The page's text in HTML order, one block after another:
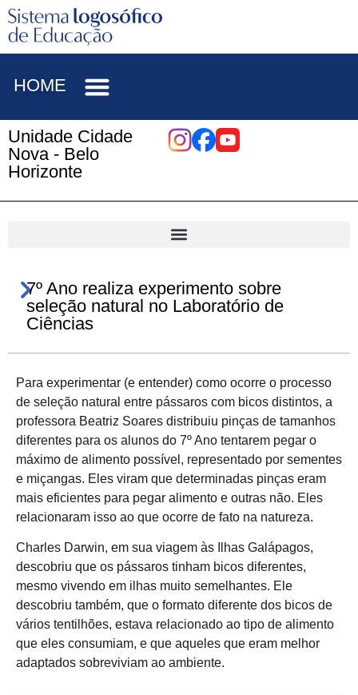
HOME
Unidade Cidade
Nova - Belo
Horizonte
7º Ano realiza experimento sobre
seleção natural no Laboratório de
Ciências
Para experimentar (e entender) como ocorre o processo
de seleção natural entre pássaros com bicos distintos, a
professora Beatriz Soares distribuiu pinças de tamanhos
diferentes para os alunos do 7º Ano tentarem pegar o
máximo de alimento possível, representado por sementes
e miçangas. Eles viram que determinadas pinças eram
mais eficientes para pegar alimento e outras não. Eles
relacionaram isso ao que ocorre de fato na natureza.
Charles Darwin, em sua viagem às Ilhas Galápagos,
descobriu que os pássaros tinham bicos diferentes,
mesmo vivendo em ilhas muito semelhantes. Ele
descobriu também, que o formato diferente dos bicos de
vários tentilhões, estava relacionado ao tipo de alimento
que eles consumiam, e que aqueles que eram melhor
adaptados sobreviviam ao ambiente.